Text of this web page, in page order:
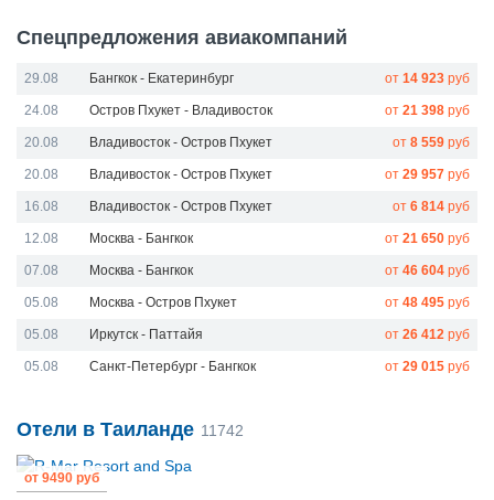
Спецпредложения авиакомпаний
29.08 Бангкок - Екатеринбург от 14 923 руб
24.08 Остров Пхукет - Владивосток от 21 398 руб
20.08 Владивосток - Остров Пхукет от 8 559 руб
20.08 Владивосток - Остров Пхукет от 29 957 руб
16.08 Владивосток - Остров Пхукет от 6 814 руб
12.08 Москва - Бангкок от 21 650 руб
07.08 Москва - Бангкок от 46 604 руб
05.08 Москва - Остров Пхукет от 48 495 руб
05.08 Иркутск - Паттайя от 26 412 руб
05.08 Санкт-Петербург - Бангкок от 29 015 руб
Отели в Таиланде 11742
от 9490 руб